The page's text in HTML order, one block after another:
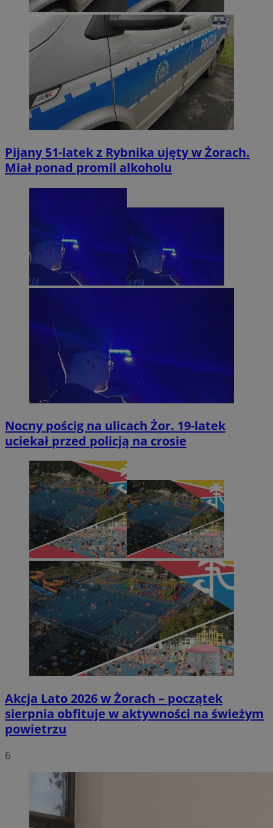
Pijany 51-latek z Rybnika ujęty w Żorach.
Miał ponad promil alkoholu
Nocny pościg na ulicach Żor. 19-latek
uciekał przed policją na crosie
Akcja Lato 2026 w Żorach – początek
sierpnia obfituje w aktywności na świeżym
powietrzu
6